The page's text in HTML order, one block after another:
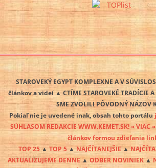
STAROVEKÝ EGYPT KOMPLEXNE A V
článkov a videí ▲ CTÍME STAROVEKÉ TRADÍCIE A
SME ZVOLILI PÔVODNÝ NÁZOV
Pokiaľ nie je uvedené inak, obsah tohto portálu
SÚHLASOM REDAKCIE WWW.KEMET.SK! »
článkov formou zdieľania
TOP 25 ▲ TOP 5▲NAJČÍTANEJŠIE▲
AKTUALIZUJEME DENNE▲ODBER NOVINIEK▲